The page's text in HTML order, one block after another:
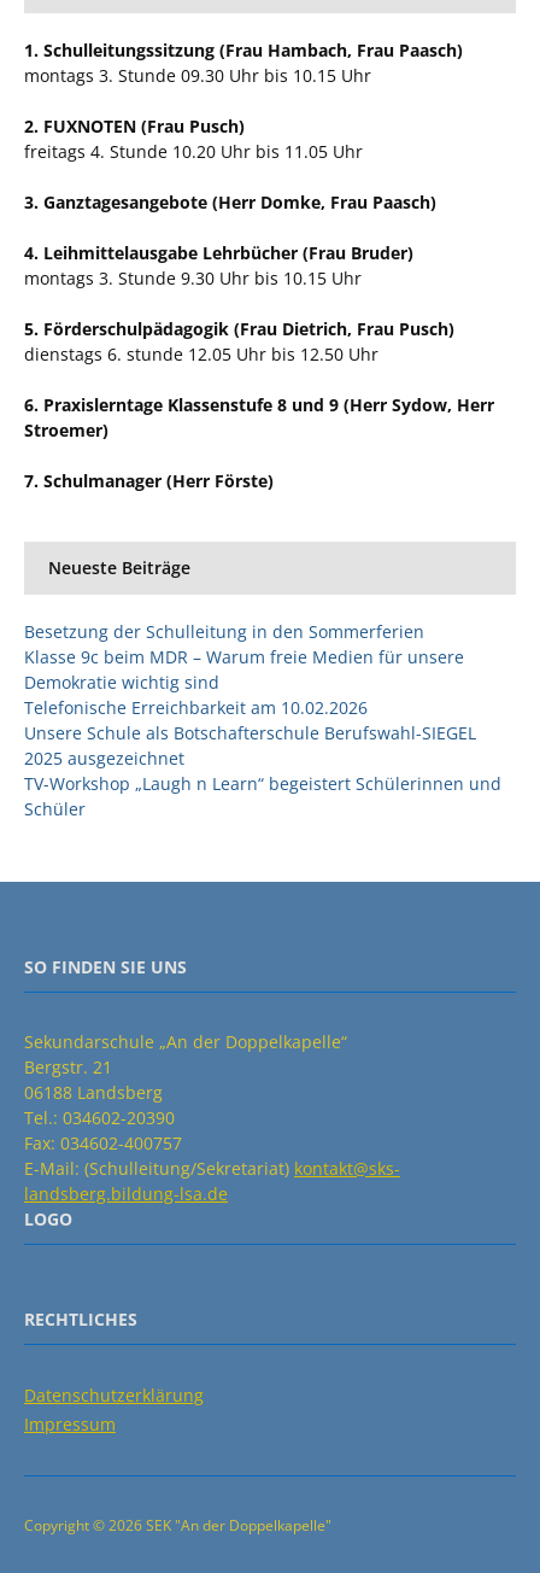
1. Schulleitungssitzung (Frau Hambach, Frau Paasch)
montags 3. Stunde 09.30 Uhr bis 10.15 Uhr
2. FUXNOTEN (Frau Pusch)
freitags 4. Stunde 10.20 Uhr bis 11.05 Uhr
3. Ganztagesangebote (Herr Domke, Frau Paasch)
4. Leihmittelausgabe Lehrbücher (Frau Bruder)
montags 3. Stunde 9.30 Uhr bis 10.15 Uhr
5. Förderschulpädagogik (Frau Dietrich, Frau Pusch)
dienstags 6. stunde 12.05 Uhr bis 12.50 Uhr
6. Praxislerntage Klassenstufe 8 und 9 (Herr Sydow, Herr
Stroemer)
7. Schulmanager (Herr Förste)
Neueste Beiträge
Besetzung der Schulleitung in den Sommerferien
Klasse 9c beim MDR – Warum freie Medien für unsere
Demokratie wichtig sind
Telefonische Erreichbarkeit am 10.02.2026
Unsere Schule als Botschafterschule Berufswahl-SIEGEL
2025 ausgezeichnet
TV-Workshop „Laugh n Learn“ begeistert Schülerinnen und
Schüler
SO FINDEN SIE UNS
Sekundarschule „An der Doppelkapelle“
Bergstr. 21
06188 Landsberg
Tel.: 034602-20390
Fax: 034602-400757
E-Mail: (Schulleitung/Sekretariat) kontakt@sks-
landsberg.bildung-lsa.de
LOGO
RECHTLICHES
Datenschutzerklärung
Impressum
Copyright © 2026 SEK "An der Doppelkapelle"